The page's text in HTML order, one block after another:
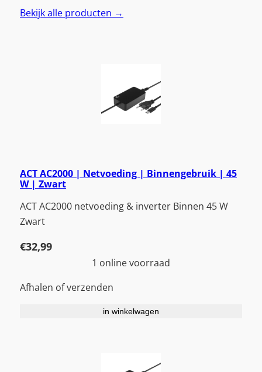
Bekijk alle producten →
ACT AC2000 | Netvoeding | Binnengebruik | 45
W | Zwart
ACT AC2000 netvoeding & inverter Binnen 45 W
Zwart
€32,99
1 online voorraad
Afhalen of verzenden
in winkelwagen